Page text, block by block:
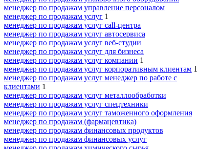
менеджер по продажам управление персоналом
менеджер по продажам услуг 1
менеджер по продажам услуг call-центра
менеджер по продажам услуг автосервиса
менеджер по продажам услуг веб-студии
менеджер по продажам услуг для бизнеса
менеджер по продажам услуг компании 1
менеджер по продажам услуг корпоративным клиентам 1
менеджер по продажам услуг менеджер по работе с
клиентами 1
менеджер по продажам услуг металлообработки
менеджер по продажам услуг спецтехники
менеджер по продажам услуг таможенного оформления
менеджер по продажам (фармацевтика)
менеджер по продажам финансовых продуктов
менеджер по продажам финансовых услуг